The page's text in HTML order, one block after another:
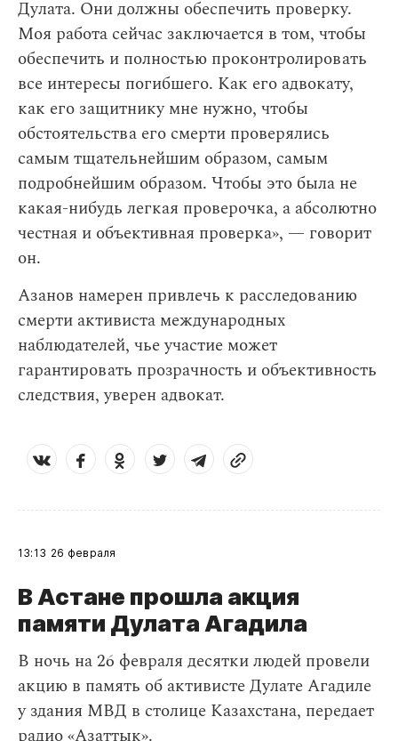
Дулата. Они должны обеспечить проверку.
Моя работа сейчас заключается в том, чтобы
обеспечить и полностью проконтролировать
все интересы погибшего. Как его адвокату,
как его защитнику мне нужно, чтобы
обстоятельства его смерти проверялись
самым тщательнейшим образом, самым
подробнейшим образом. Чтобы это была не
какая-нибудь легкая проверочка, а абсолютно
честная и объективная проверка», — говорит
он.
Азанов намерен привлечь к расследованию
смерти активиста международных
наблюдателей, чье участие может
гарантировать прозрачность и объективность
следствия, уверен адвокат.
13:13 26 февраля
В Астане прошла акция
памяти Дулата Агадила
​В ночь на 26 февраля десятки людей провели
акцию в память об активисте Дулате Агадиле
у здания МВД в столице Казахстана, передает